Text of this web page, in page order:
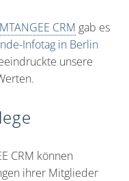
CRM gab es
Infotag in Berlin
unsere
CRM können
ihrer Mitglieder